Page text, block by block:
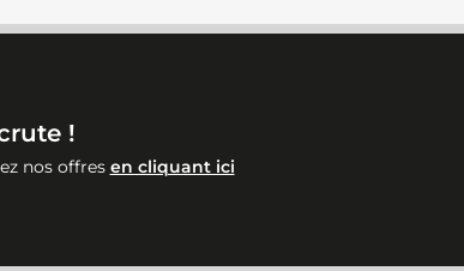
!
nos offres en cliquant ici